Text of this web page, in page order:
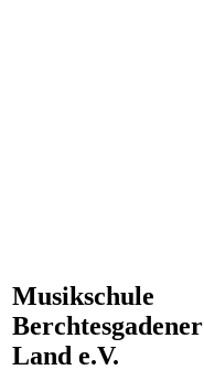
Musikschule
Berchtesgadener
Land e.V.